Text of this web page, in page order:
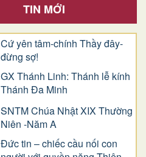
TIN MỚI
Cứ yên tâm-chính Thầy đây-
đừng sợ!
GX Thánh Linh: Thánh lễ kính
Thánh Đa Minh
SNTM Chúa Nhật XIX Thường
Niên -Năm A
Đức tin – chiếc cầu nối con